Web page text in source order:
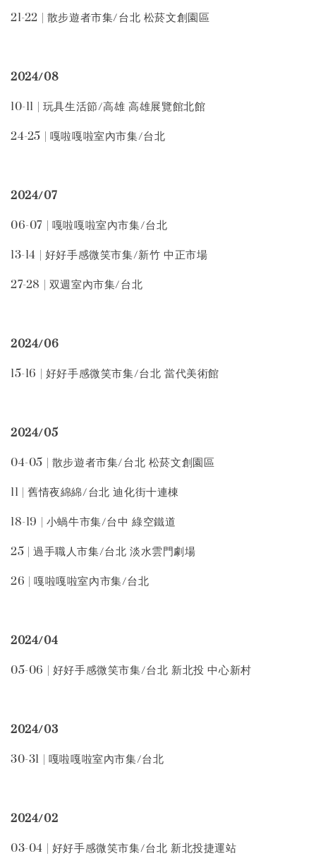
21-22 | 散步遊者市集/台北 松菸文創園區
2024/08
10-11 | 玩具生活節/高雄 高雄展覽館北館
24-25 | 嘎啦嘎啦室內市集/台北
2024/07
06-07 | 嘎啦嘎啦室內市集/台北
13-14 | 好好手感微笑市集/新竹 中正市場
27-28 | 双週室內市集/台北
2024/06
15-16 | 好好手感微笑市集/台北 當代美術館
2024/05
04-05 | 散步遊者市集/台北 松菸文創園區
11 | 舊情夜綿綿/台北 迪化街十連棟
18-19 | 小蝸牛市集/台中 綠空鐵道
25 | 過手職人市集/台北 淡水雲門劇場
26 | 嘎啦嘎啦室內市集/台北
2024/04
05-06 | 好好手感微笑市集/台北 新北投 中心新村
2024/03
30-31 | 嘎啦嘎啦室內市集/台北
2024/02
03-04 | 好好手感微笑市集/台北 新北投捷運站